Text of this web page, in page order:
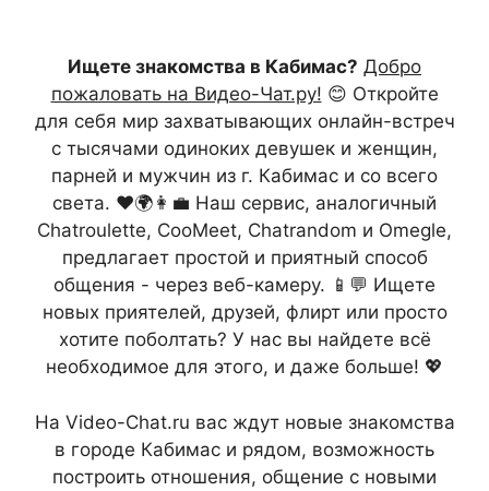
Ищете знакомства в Кабимас? Добро
пожаловать на Видео-Чат.ру! 😊 Откройте
для себя мир захватывающих онлайн-встреч
с тысячами одиноких девушек и женщин,
парней и мужчин из г. Кабимас и со всего
света. ❤️🌍👩‍💼 Наш сервис, аналогичный
Chatroulette, CooMeet, Chatrandom и Omegle,
предлагает простой и приятный способ
общения - через веб-камеру. 📱💬 Ищете
новых приятелей, друзей, флирт или просто
хотите поболтать? У нас вы найдете всё
необходимое для этого, и даже больше! 💖
На Video-Chat.ru вас ждут новые знакомства
в городе Кабимас и рядом, возможность
построить отношения, общение с новыми